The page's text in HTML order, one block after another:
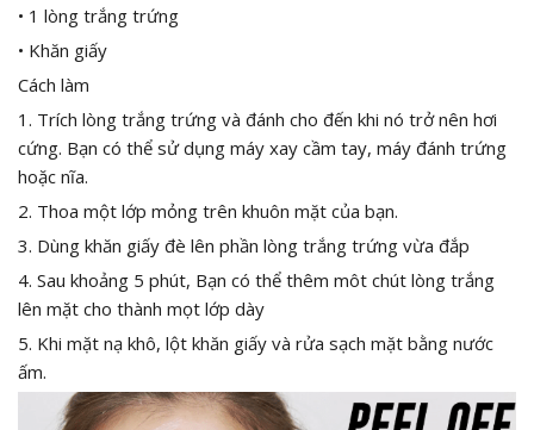
• 1 lòng trắng trứng
• Khăn giấy
Cách làm
1. Trích lòng trắng trứng và đánh cho đến khi nó trở nên hơi
cứng. Bạn có thể sử dụng máy xay cầm tay, máy đánh trứng
hoặc nĩa.
2. Thoa một lớp mỏng trên khuôn mặt của bạn.
3. Dùng khăn giấy đè lên phần lòng trắng trứng vừa đắp
4. Sau khoảng 5 phút, Bạn có thể thêm môt chút lòng trắng
lên mặt cho thành mọt lớp dày
5. Khi mặt nạ khô, lột khăn giấy và rửa sạch mặt bằng nước
ấm.